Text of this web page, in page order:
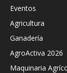
Eventos
Agricultura
Ganadería
AgroActiva 2026
Maquinaria